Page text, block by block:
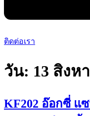
ติดต่อเรา
วัน: 13 สิงห
KF202 อ๊อกซี่ แ